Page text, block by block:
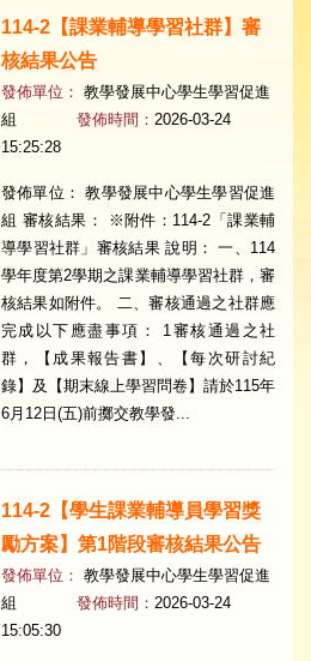
114-2【課業輔導學習社群】審
核結果公告
發佈單位： 教學發展中心學生學習促進
組
發佈時間： 2026-03-24
15:25:28
發佈單位： 教學發展中心學生學習促進
組 審核結果： ※附件：114-2「課業輔
導學習社群」審核結果 說明： 一、114
學年度第2學期之課業輔導學習社群，審
核結果如附件。 二、審核通過之社群應
完成以下應盡事項： 1審核通過之社
群，【成果報告書】、【每次研討紀
錄】及【期末線上學習問卷】請於115年
6月12日(五)前擲交教學發...
114-2【學生課業輔導員學習獎
勵方案】第1階段審核結果公告
發佈單位： 教學發展中心學生學習促進
組
發佈時間： 2026-03-24
15:05:30